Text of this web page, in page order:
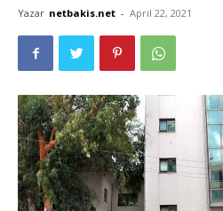
Yazar netbakis.net - April 22, 2021